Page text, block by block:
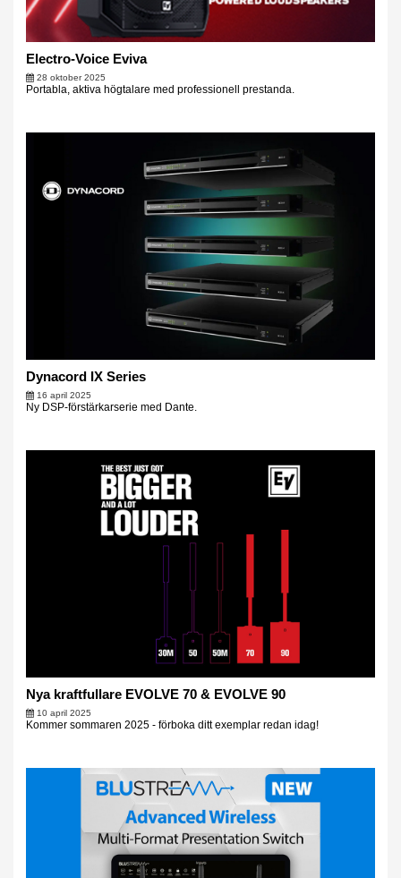
Electro-Voice Eviva
28 oktober 2025
Portabla, aktiva högtalare med professionell prestanda.
Dynacord IX Series
16 april 2025
Ny DSP-förstärkarserie med Dante.
Nya kraftfullare EVOLVE 70 & EVOLVE 90
10 april 2025
Kommer sommaren 2025 - förboka ditt exemplar redan idag!